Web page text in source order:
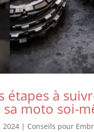
étapes à
sa moto soi-
2024 | Conseils pour